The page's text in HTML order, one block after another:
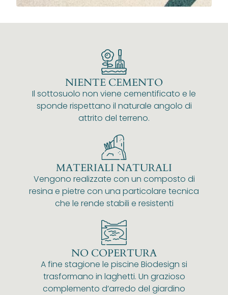
NIENTE CEMENTO
Il sottosuolo non viene cementificato e le
sponde rispettano il naturale angolo di
attrito del terreno.
MATERIALI NATURALI
Vengono realizzate con un composto di
resina e pietre con una particolare tecnica
che le rende stabili e resistenti
NO COPERTURA
A fine stagione le piscine Biodesign si
trasformano in laghetti. Un grazioso
complemento d’arredo del giardino